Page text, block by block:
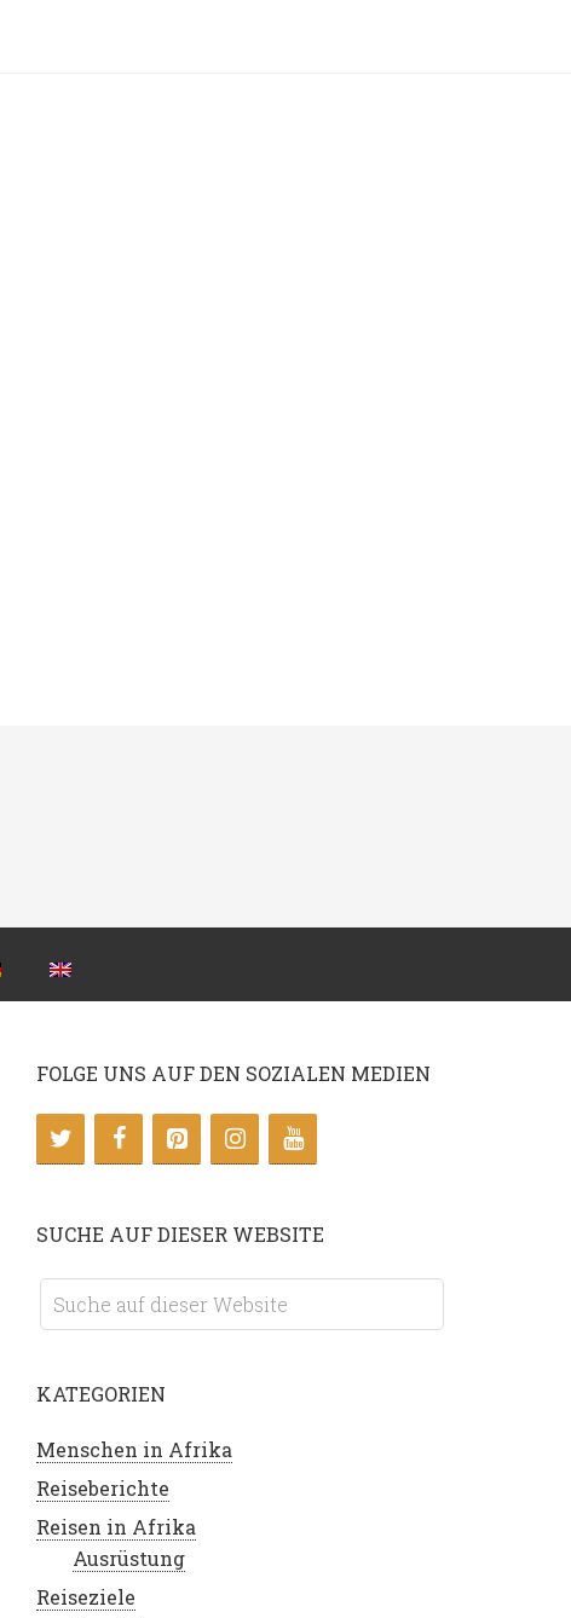
FOLGE UNS AUF DEN SOZIALEN MEDIEN
SUCHE AUF DIESER WEBSITE
KATEGORIEN
Menschen in Afrika
Reiseberichte
Reisen in Afrika
Ausrüstung
Reiseziele